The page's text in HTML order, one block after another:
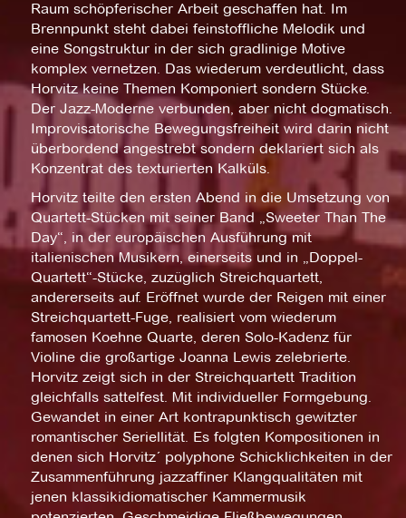
Raum schöpferischer Arbeit geschaffen hat. Im
Brennpunkt steht dabei feinstoffliche Melodik und
eine Songstruktur in der sich gradlinige Motive
komplex vernetzen. Das wiederum verdeutlicht, dass
Horvitz keine Themen Komponiert sondern Stücke.
Der Jazz-Moderne verbunden, aber nicht dogmatisch.
Improvisatorische Bewegungsfreiheit wird darin nicht
überbordend angestrebt sondern deklariert sich als
Konzentrat des texturierten Kalküls.
Horvitz teilte den ersten Abend in die Umsetzung von
Quartett-Stücken mit seiner Band „Sweeter Than The
Day“, in der europäischen Ausführung mit
italienischen Musikern, einerseits und in „Doppel-
Quartett“-Stücke, zuzüglich Streichquartett,
andererseits auf. Eröffnet wurde der Reigen mit einer
Streichquartett-Fuge, realisiert vom wiederum
famosen Koehne Quarte, deren Solo-Kadenz für
Violine die großartige Joanna Lewis zelebrierte.
Horvitz zeigt sich in der Streichquartett Tradition
gleichfalls sattelfest. Mit individueller Formgebung.
Gewandet in einer Art kontrapunktisch gewitzter
romantischer Seriellität. Es folgten Kompositionen in
denen sich Horvitz´ polyphone Schicklichkeiten in der
Zusammenführung jazzaffiner Klangqualitäten mit
jenen klassikidiomatischer Kammermusik